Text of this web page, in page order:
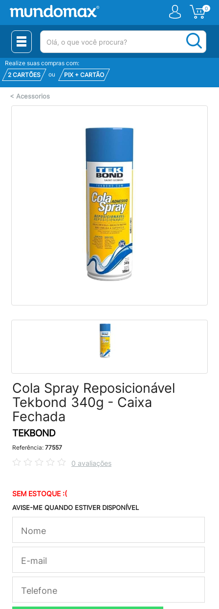
0
(pesquisar)
Realize suas compras com:
2 CARTÕES
ou PIX + CARTÃO
< Acessorios
Cola Spray Reposicionável
Tekbond 340g - Caixa
Fechada
TEKBOND
Referência: 77557
0 avaliações
SEM ESTOQUE :(
AVISE-ME QUANDO ESTIVER DISPONÍVEL